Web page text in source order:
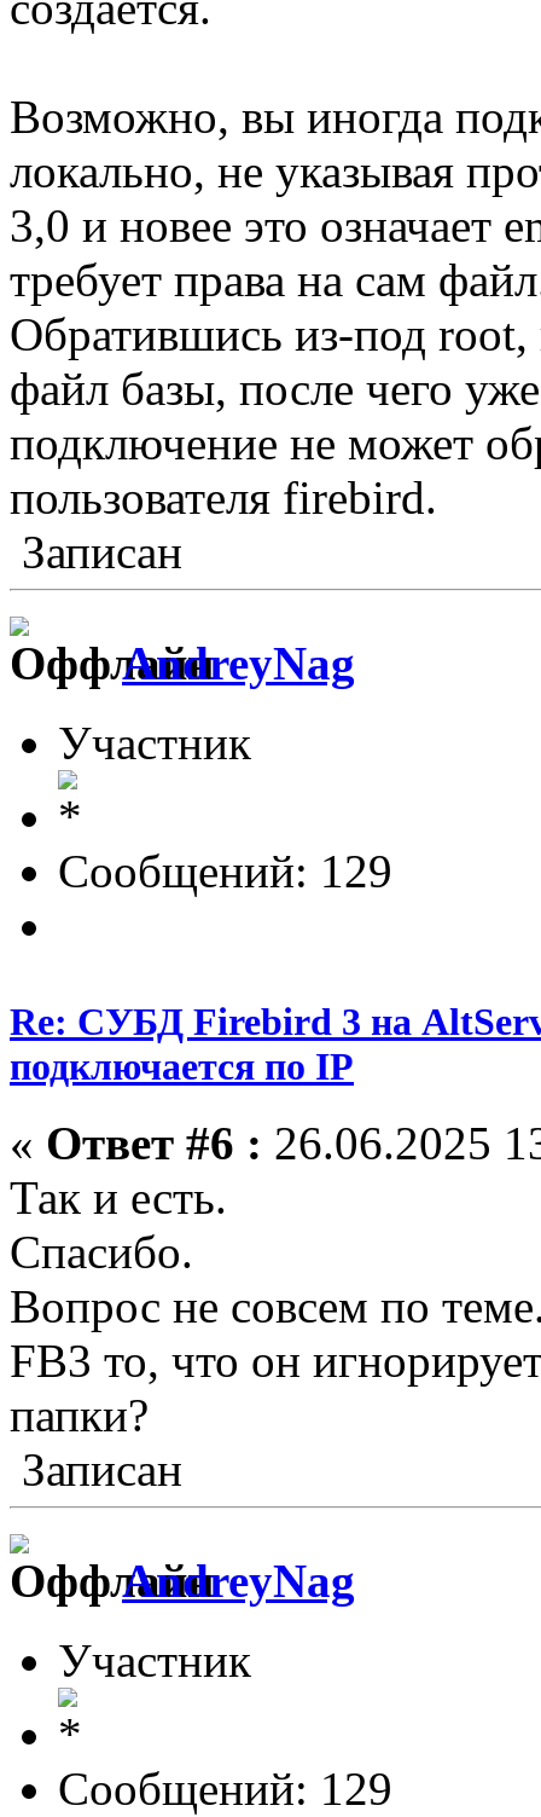
Возможно, вы иногда
локально, не указывая
3,0 и новее это означает
требует права на сам
Обратившись из-под root,
файл базы, после чего
подключение не может
пользователя firebird.
Записан
AndreyNag
Участник
Сообщений: 129
Re: СУБД Firebird 3 на
подключается по IP
« Ответ #6 : 26.06.2025
Так и есть.
Спасибо.
Вопрос не совсем по
FB3 то, что он
папки?
Записан
AndreyNag
Участник
Сообщений: 129